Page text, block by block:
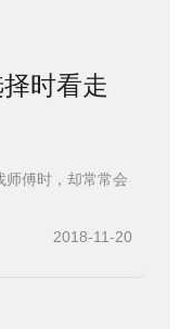
时看走
师傅时，却常常会
2018-11-20